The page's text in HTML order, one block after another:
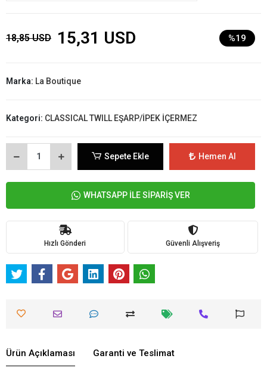
18,85 USD 15,31 USD %19
Marka: La Boutique
Kategori: CLASSICAL TWILL EŞARP/İPEK İÇERMEZ
Sepete Ekle Hemen Al
WHATSAPP İLE SİPARİŞ VER
Hızlı Gönderi Güvenli Alışveriş
Ürün Açıklaması Garanti ve Teslimat